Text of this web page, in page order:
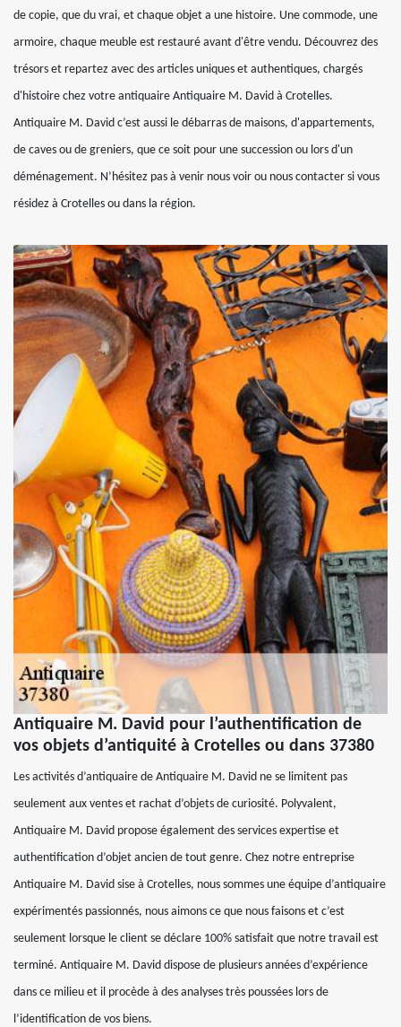
de copie, que du vrai, et chaque objet a une histoire. Une commode, une
armoire, chaque meuble est restauré avant d'être vendu. Découvrez des
trésors et repartez avec des articles uniques et authentiques, chargés
d'histoire chez votre antiquaire Antiquaire M. David à Crotelles.
Antiquaire M. David c’est aussi le débarras de maisons, d'appartements,
de caves ou de greniers, que ce soit pour une succession ou lors d'un
déménagement. N’hésitez pas à venir nous voir ou nous contacter si vous
résidez à Crotelles ou dans la région.
Antiquaire M. David pour l’authentification de
vos objets d’antiquité à Crotelles ou dans 37380
Les activités d’antiquaire de Antiquaire M. David ne se limitent pas
seulement aux ventes et rachat d’objets de curiosité. Polyvalent,
Antiquaire M. David propose également des services expertise et
authentification d’objet ancien de tout genre. Chez notre entreprise
Antiquaire M. David sise à Crotelles, nous sommes une équipe d’antiquaire
expérimentés passionnés, nous aimons ce que nous faisons et c’est
seulement lorsque le client se déclare 100% satisfait que notre travail est
terminé. Antiquaire M. David dispose de plusieurs années d’expérience
dans ce milieu et il procède à des analyses très poussées lors de
l’identification de vos biens.